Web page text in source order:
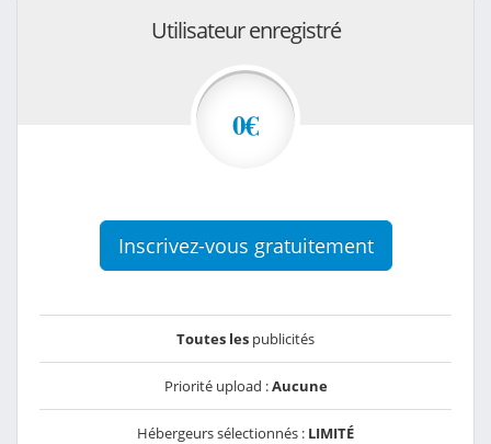
Utilisateur enregistré
0€
Inscrivez-vous gratuitement
Toutes les publicités
Priorité upload :Aucune
Hébergeurs sélectionnés : LIMITÉ